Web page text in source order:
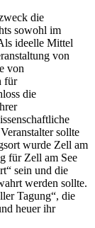
die
sowohl im
ideelle Mittel
von
von
für
die
sollte
wurde Zell am
für Zell am See
sein und die
werden sollte.
Tagung“, die
heuer ihr